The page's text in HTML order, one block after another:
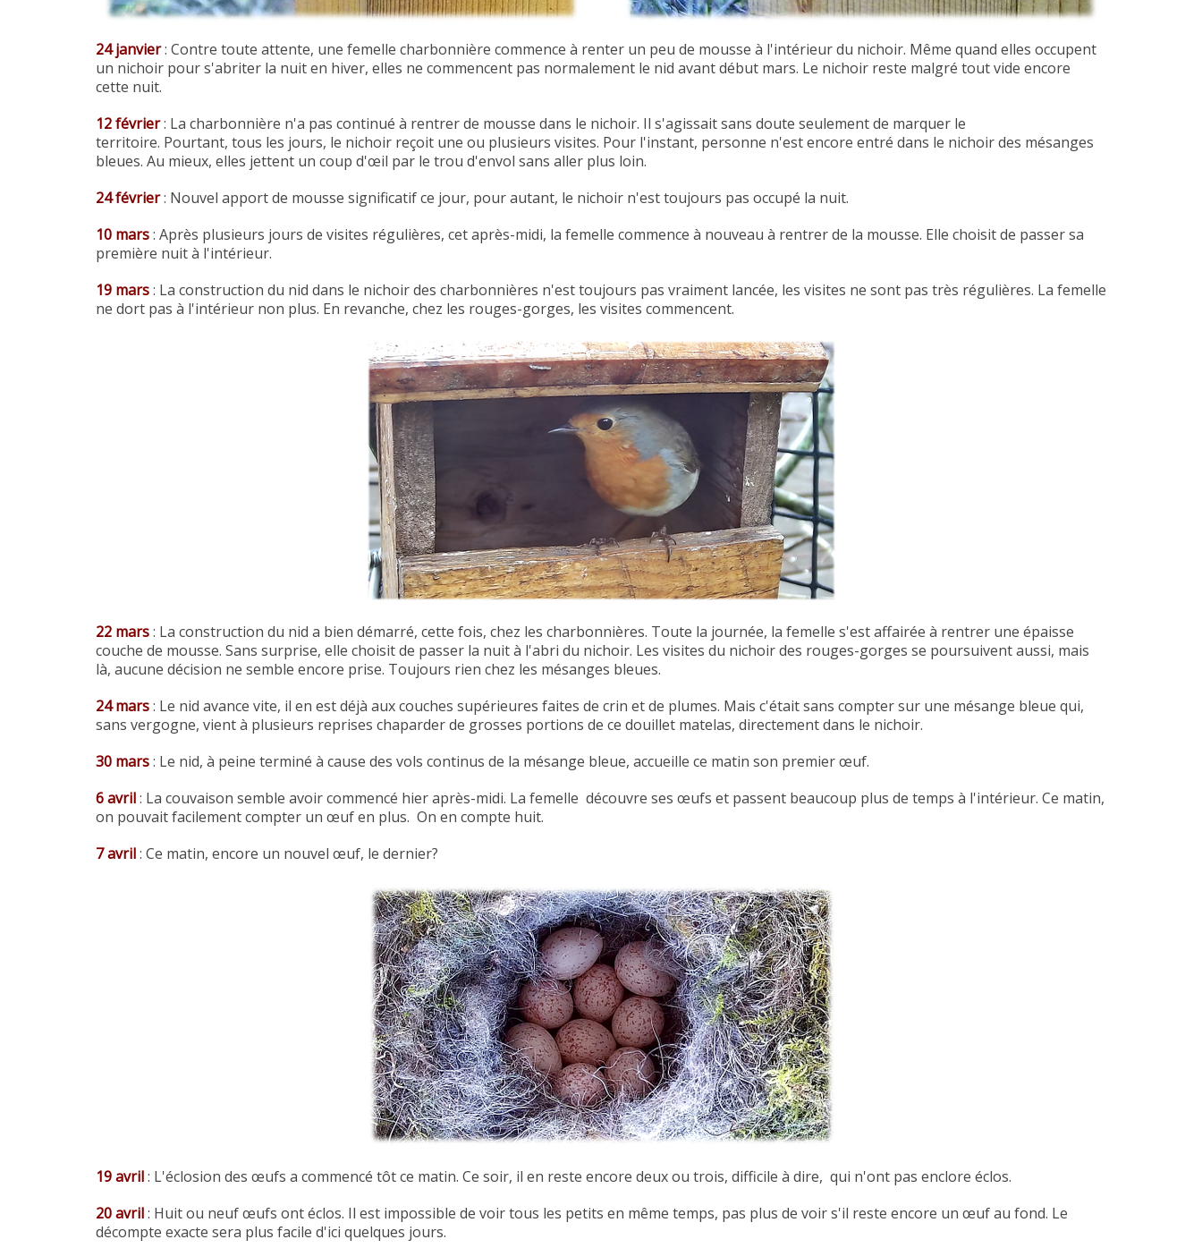
24 janvier: Contre toute attente, une femelle charbonnière commence à renter un peu de mousse à l'intérieur du nichoir. Même quand elles occupent
un nichoir pour s'abriter la nuit en hiver, elles ne commencent pas normalement le nid avant début mars. Le nichoir reste malgré tout vide encore
cette nuit.
12 février: La charbonnière n'a pas continué à rentrer de mousse dans le nichoir. Il s'agissait sans doute seulement de marquer le
territoire. Pourtant, tous les jours, le nichoir reçoit une ou plusieurs visites. Pour l'instant, personne n'est encore entré dans le nichoir des mésanges
bleues. Au mieux, elles jettent un coup d'œil par le trou d'envol sans aller plus loin.
24 février: Nouvel apport de mousse significatif ce jour, pour autant, le nichoir n'est toujours pas occupé la nuit.
10 mars: Après plusieurs jours de visites régulières, cet après-midi, la femelle commence à nouveau à rentrer de la mousse. Elle choisit de passer sa
première nuit à l'intérieur.
19 mars: La construction du nid dans le nichoir des charbonnières n'est toujours pas vraiment lancée, les visites ne sont pas très régulières. La femelle
ne dort pas à l'intérieur non plus. En revanche, chez les rouges-gorges, les visites commencent.
22 mars: La construction du nid a bien démarré, cette fois, chez les charbonnières. Toute la journée, la femelle s'est affairée à rentrer une épaisse
couche de mousse. Sans surprise, elle choisit de passer la nuit à l'abri du nichoir. Les visites du nichoir des rouges-gorges se poursuivent aussi, mais
là, aucune décision ne semble encore prise. Toujours rien chez les mésanges bleues.
24 mars: Le nid avance vite, il en est déjà aux couches supérieures faites de crin et de plumes. Mais c'était sans compter sur une mésange bleue qui,
sans vergogne, vient à plusieurs reprises chaparder de grosses portions de ce douillet matelas, directement dans le nichoir.
30 mars: Le nid, à peine terminé à cause des vols continus de la mésange bleue, accueille ce matin son premier œuf.
6 avril: La couvaison semble avoir commencé hier après-midi. La femelle découvre ses œufs et passent beaucoup plus de temps à l'intérieur. Ce matin,
on pouvait facilement compter un œuf en plus. On en compte huit.
7 avril: Ce matin, encore un nouvel œuf, le dernier?
19 avril: L'éclosion des œufs a commencé tôt ce matin. Ce soir, il en reste encore deux ou trois, difficile à dire, qui n'ont pas enclore éclos.
20 avril: Huit ou neuf œufs ont éclos. Il est impossible de voir tous les petits en même temps, pas plus de voir s'il reste encore un œuf au fond. Le
décompte exacte sera plus facile d'ici quelques jours.